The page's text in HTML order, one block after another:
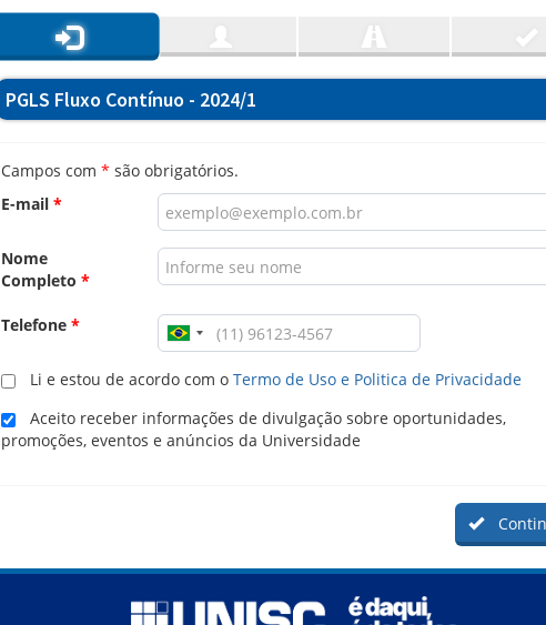
PGLS Fluxo Contínuo - 2024/1
Campos com * são obrigatórios.
E-mail *
Nome
Completo *
Telefone *
Li e estou de acordo com o Termo de Uso e Politica de Privacidade
Aceito receber informações de divulgação sobre oportunidades,
promoções, eventos e anúncios da Universidade